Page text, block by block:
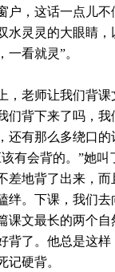
户，这话一点儿不
水灵灵的大眼睛
一看就灵”。
，老师让我们背
们背下来了吗，
还有那么多绕口的
有会背的。”她
差地背了出来，而
绊。下课，我们去
课文最长的两个
背了。他总是这样
记硬背。